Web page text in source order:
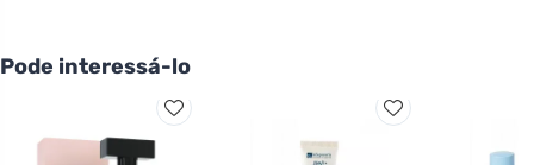
Pode interessá-lo